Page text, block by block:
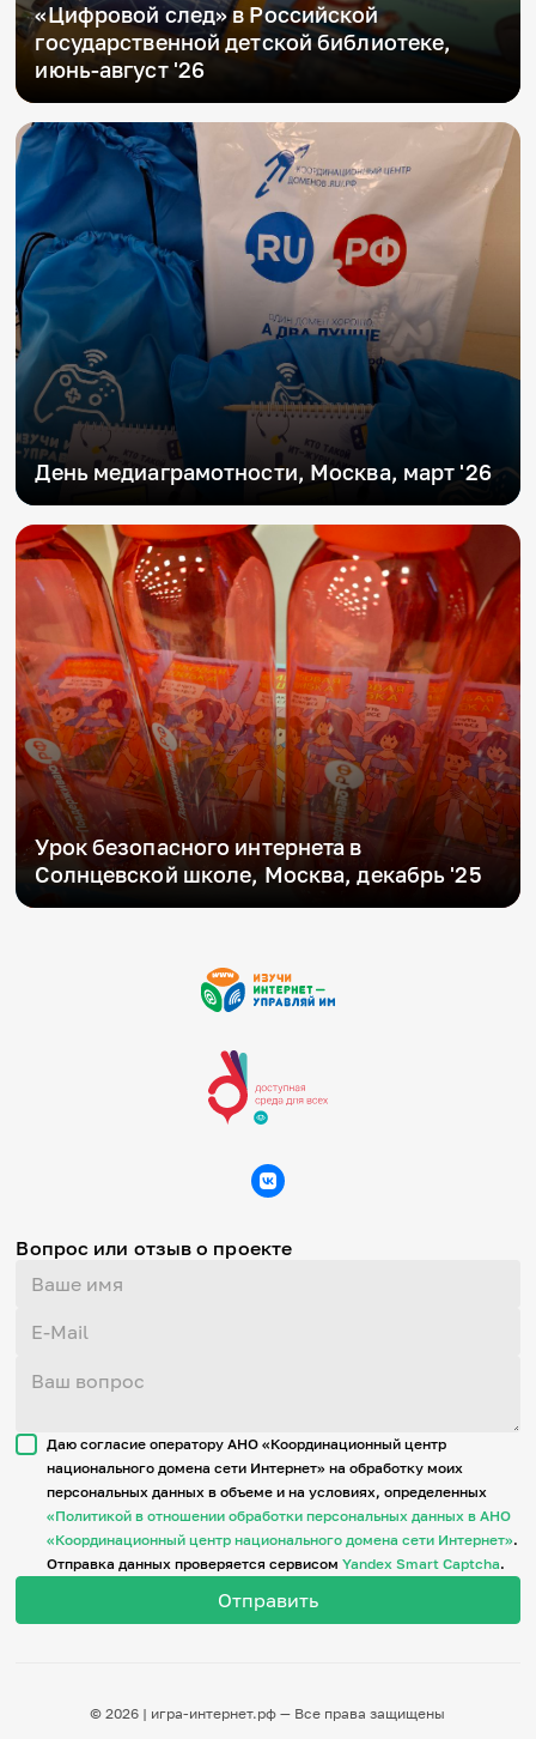
«Цифровой след» в Российской
государственной детской библиотеке,
июнь-август '26
День медиаграмотности, Москва, март '26
Урок безопасного интернета в
Солнцевской школе, Москва, декабрь '25
Вопрос или отзыв о проекте
Даю согласие оператору АНО «Координационный центр
национального домена сети Интернет» на обработку моих
персональных данных в объеме и на условиях, определенных
«Политикой в отношении обработки персональных данных в АНО
«Координационный центр национального домена сети Интернет».
Отправка данных проверяется сервисомYandex Smart Captcha.
© 2026 | игра-интернет.рф — Все права защищены